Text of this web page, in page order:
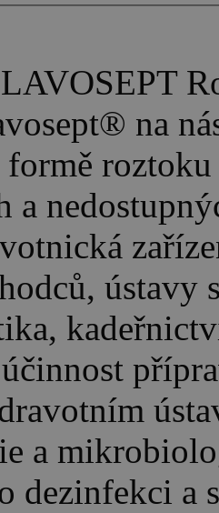
na
a
ústavy
a
dezinfekci a